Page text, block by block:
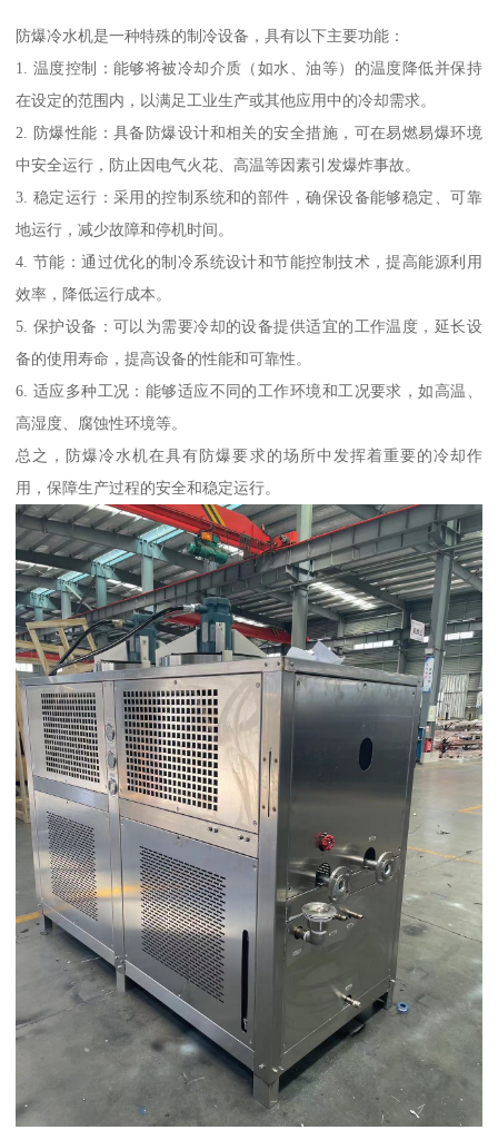
防爆冷水机是一种特殊的制冷设备，具有以下主要功能：
1. 温度控制：能够将被冷却介质（如水、油等）的温度降低并保持
在设定的范围内，以满足工业生产或其他应用中的冷却需求。
2. 防爆性能：具备防爆设计和相关的安全措施，可在易燃易爆环境
中安全运行，防止因电气火花、高温等因素引发爆炸事故。
3. 稳定运行：采用的控制系统和的部件，确保设备能够稳定、可靠
地运行，减少故障和停机时间。
4. 节能：通过优化的制冷系统设计和节能控制技术，提高能源利用
效率，降低运行成本。
5. 保护设备：可以为需要冷却的设备提供适宜的工作温度，延长设
备的使用寿命，提高设备的性能和可靠性。
6. 适应多种工况：能够适应不同的工作环境和工况要求，如高温、
高湿度、腐蚀性环境等。
总之，防爆冷水机在具有防爆要求的场所中发挥着重要的冷却作
用，保障生产过程的安全和稳定运行。